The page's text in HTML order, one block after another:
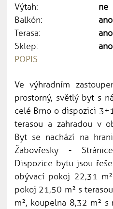
Výtah:
ne
Balkón:
ano
Terasa:
ano
Sklep:
ano
POPIS
Ve výhradním
prostorný, světlý byt s
celé Brno o dispozici
terasou a zahradou v
Byt se nachází na
Žabovřesky -
Dispozice bytu jsou
obývací pokoj 22,31
pokoj 21,50 m² s
m², koupelna 8,32 m² s